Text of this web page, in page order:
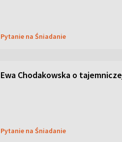
Pytanie na Śniadanie
Ewa Chodakowska o
Pytanie na Śniadanie